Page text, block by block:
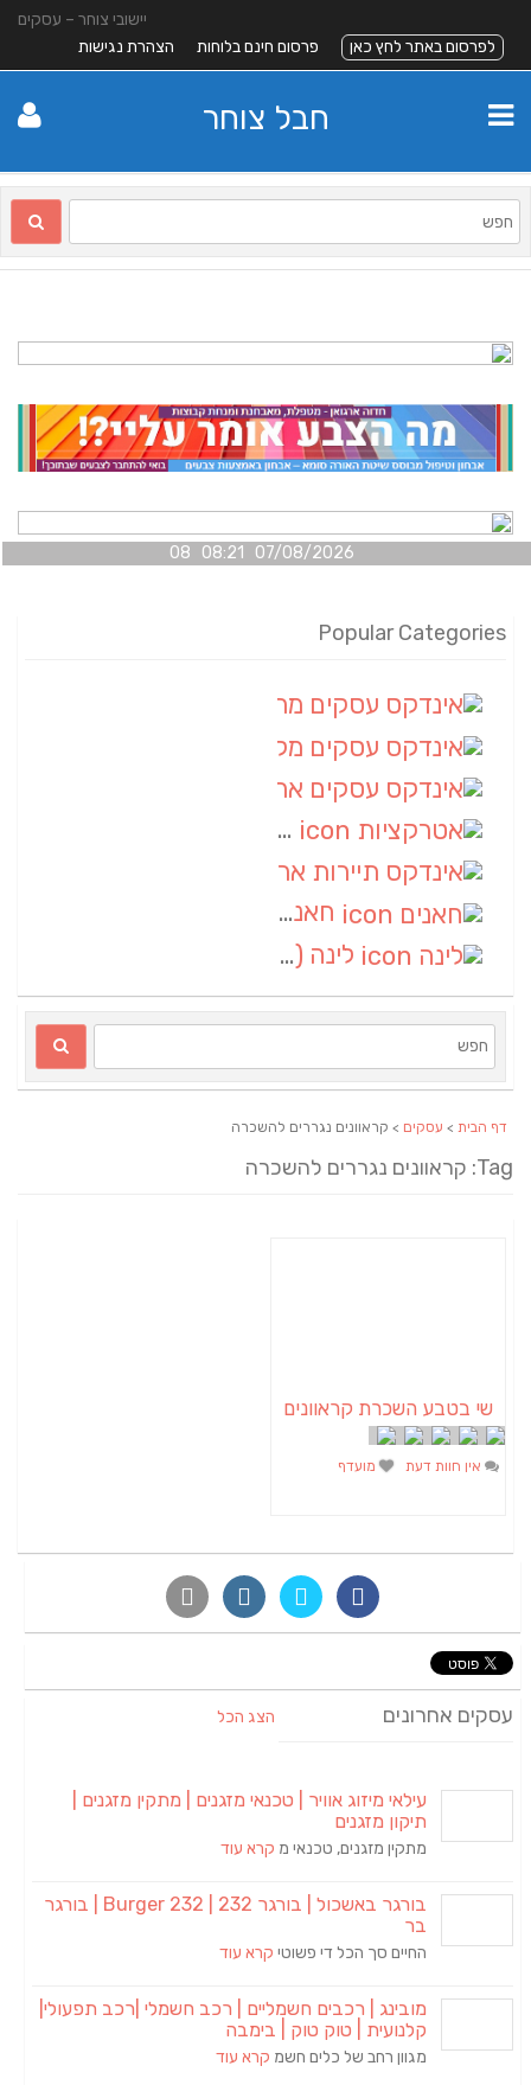
יישובי צוחר – עסקים
לפרסום באתר לחץ כאן
פרסום חינם בלוחות הצהרת נגישות
חבל צוחר
07/08/2026 08:21 08
Popular Categories
אטרקציות
חאנים
לינה (1)
דף הבית > עסקים > קראוונים נגררים להשכרה
Tag: קראוונים נגררים להשכרה
שי בטבע השכרת קראוונים
אין חוות דעת מועדף
עסקים אחרונים הצג הכל
עילאי מיזוג אוויר | טכנאי מזגנים | מתקין מזגנים |
תיקון מזגנים
מתקין מזגנים, טכנאי מ קרא עוד
בורגר באשכול | בורגר 232 | Burger 232 | בורגר
בר
החיים סך הכל די פשוטי קרא עוד
מובינג | רכבים חשמליים | רכב חשמלי |רכב תפעולי|
קלנועית | טוק טוק | בימבה
מגוון רחב של כלים חשמ קרא עוד